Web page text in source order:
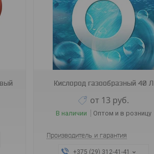
Кислород газообразный 40 Л
от 13 руб.
В наличии Оптом и в розницу
Производитель и гарантия
+375 (29) 312-41-41